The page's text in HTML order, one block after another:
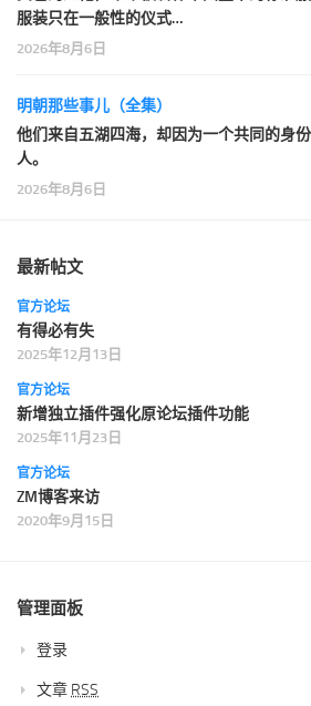
服装只在一般性的仪式…
2026年8月6日
明朝那些事儿（全集）
他们来自五湖四海，却因为一个共同的
人。
2026年8月6日
最新帖文
官方论坛
有得必有失
2025年12月13日
官方论坛
新增独立插件强化原论坛插件功能
2025年11月23日
官方论坛
ZM博客来访
2020年9月15日
管理面板
登录
文章 RSS